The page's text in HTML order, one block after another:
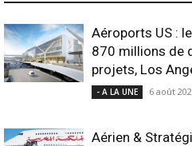
Aéroports US :
870 millions de
projets, Los
- A LA UNE 6 août
Aérien &